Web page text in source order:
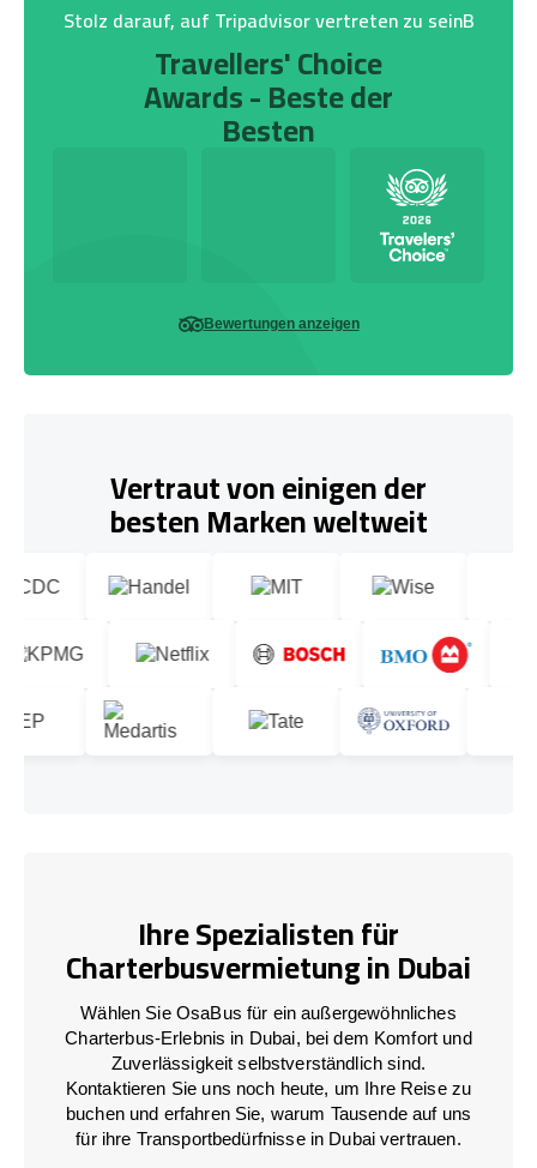
Stolz darauf, auf Tripadvisor vertreten zu seinB
Travellers' Choice
Awards - Beste der
Besten
Bewertungen anzeigen
Vertraut von einigen der
besten Marken weltweit
Ihre Spezialisten für
Charterbusvermietung in Dubai
Wählen Sie OsaBus für ein außergewöhnliches
Charterbus-Erlebnis in Dubai, bei dem Komfort und
Zuverlässigkeit selbstverständlich sind.
Kontaktieren Sie uns noch heute, um Ihre Reise zu
buchen und erfahren Sie, warum Tausende auf uns
für ihre Transportbedürfnisse in Dubai vertrauen.